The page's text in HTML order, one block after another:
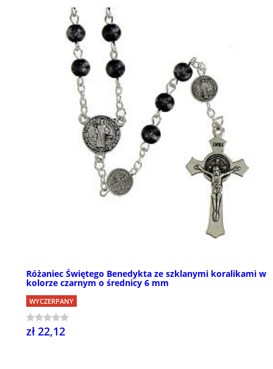
Różaniec Świętego Benedykta ze szklanymi koralikami w
kolorze czarnym o średnicy 6 mm
WYCZERPANY
zł 22,12